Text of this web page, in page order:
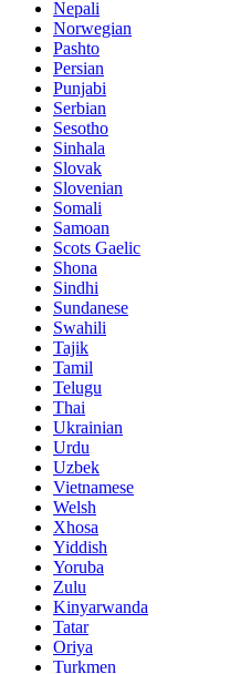
Nepali
Norwegian
Pashto
Persian
Punjabi
Serbian
Sesotho
Sinhala
Slovak
Slovenian
Somali
Samoan
Scots Gaelic
Shona
Sindhi
Sundanese
Swahili
Tajik
Tamil
Telugu
Thai
Ukrainian
Urdu
Uzbek
Vietnamese
Welsh
Xhosa
Yiddish
Yoruba
Zulu
Kinyarwanda
Tatar
Oriya
Turkmen